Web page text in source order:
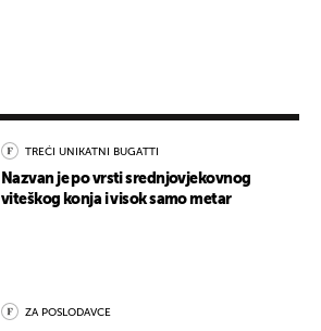
TREĆI UNIKATNI BUGATTI
Nazvan je po vrsti srednjovjekovnog
viteškog konja i visok samo metar
ZA POSLODAVCE